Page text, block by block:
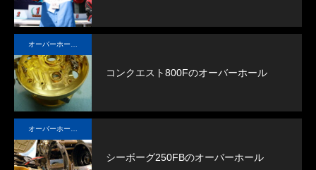
コンクエスト800Fのオーバーホール
シーボーグ250FBのオーバーホール